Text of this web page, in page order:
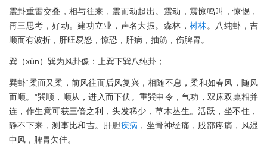
震卦重雷交叠，相与往来，震而动起出。震动，震惊鸣叫，惊惕，
再三思考，好动。建功立业，声名大振。森林， 树林。八纯卦，吉
顺而有波折，肝旺易怒，惊恐，肝病，抽筋，伤脾胃。
巽（xùn）巽为风卦像：上巽下巽八纯卦；
巽卦“柔而又柔，前风往而后风复兴，相随不息，柔和如春风，随风
而顺。”巽顺，顺从，进入而下伏。重巽申令，气功，双床双桌相并
连，作生意可获三倍之利，头发稀少，草木丛生。活跃，坐不住，
静不下来，测事比和吉。肝胆疾病 ，坐骨神经痛，股部疼痛，风湿
中风，脾胃欠佳。